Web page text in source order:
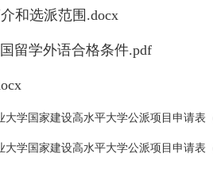
和选派范围.docx
留学外语合格条件.pdf
大学国家建设高水平大学公派项目申请表
大学国家建设高水平大学公派项目申请表